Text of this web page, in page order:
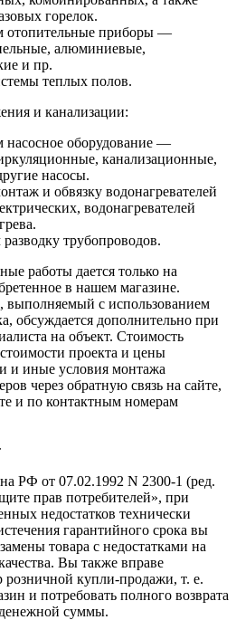
горелок.
отопительные приборы —
алюминиевые,
и пр.
теплых полов.
и канализации:
насосное оборудование —
канализационные,
насосы.
и обвязку водонагревателей
водонагревателей
трубопроводов.
работы дается только на
в нашем магазине.
выполняемый с использованием
обсуждается дополнительно при
на объект. Стоимость
проекта и цены
и иные условия монтажа
через обратную связь на сайте,
и по контактным номерам
РФ от 07.02.1992 N 2300-1 (ред.
прав потребителей», при
недостатков технически
гарантийного срока вы
товара с недостатками на
Вы также вправе
розничной купли-продажи, т. е.
и потребовать полного возврата
суммы.